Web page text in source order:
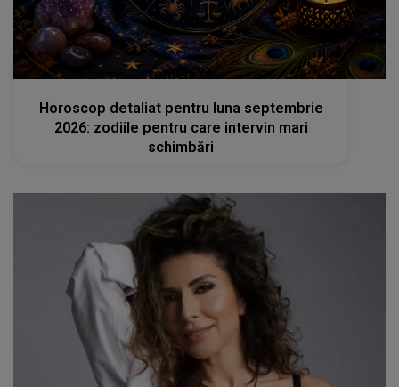
femeia.ro
Horoscop detaliat pentru luna septembrie
2026: zodiile pentru care intervin mari
schimbări